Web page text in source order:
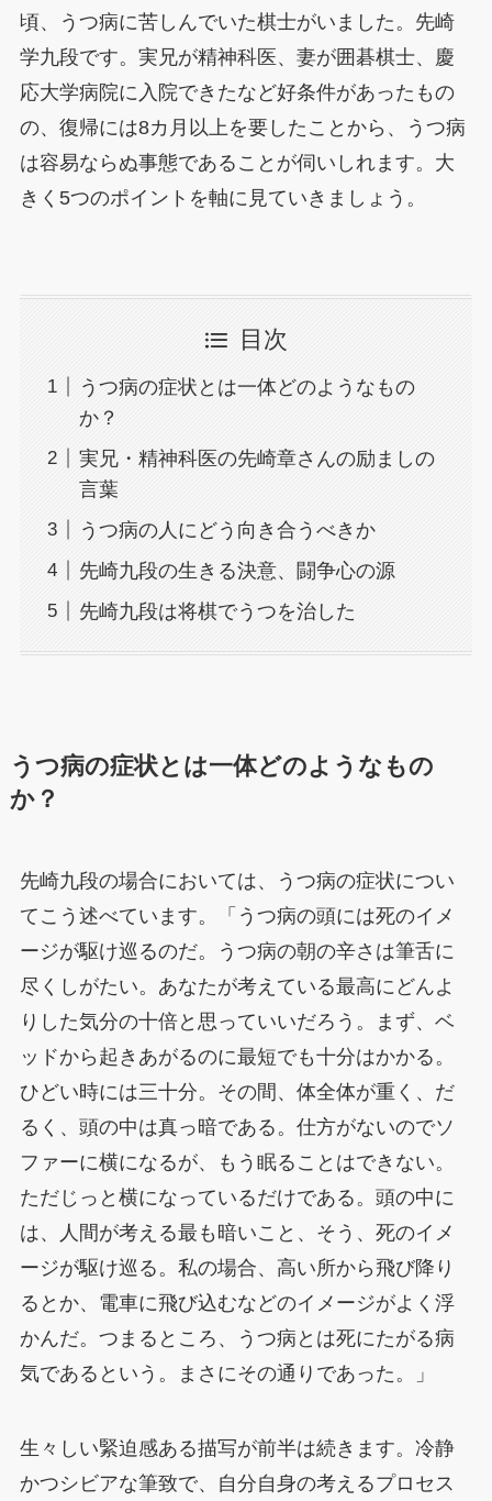
頃、うつ病に苦しんでいた棋士がいました。先崎
学九段です。実兄が精神科医、妻が囲碁棋士、慶
応大学病院に入院できたなど好条件があったもの
の、復帰には8カ月以上を要したことから、うつ病
は容易ならぬ事態であることが伺いしれます。大
きく5つのポイントを軸に見ていきましょう。
目次
うつ病の症状とは一体どのようなもの
か？
実兄・精神科医の先崎章さんの励ましの
言葉
うつ病の人にどう向き合うべきか
先崎九段の生きる決意、闘争心の源
先崎九段は将棋でうつを治した
うつ病の症状とは一体どのようなもの
か？
先崎九段の場合においては、うつ病の症状につい
てこう述べています。「うつ病の頭には死のイメ
ージが駆け巡るのだ。うつ病の朝の辛さは筆舌に
尽くしがたい。あなたが考えている最高にどんよ
りした気分の十倍と思っていいだろう。まず、ベ
ッドから起きあがるのに最短でも十分はかかる。
ひどい時には三十分。その間、体全体が重く、だ
るく、頭の中は真っ暗である。仕方がないのでソ
ファーに横になるが、もう眠ることはできない。
ただじっと横になっているだけである。頭の中に
は、人間が考える最も暗いこと、そう、死のイメ
ージが駆け巡る。私の場合、高い所から飛び降り
るとか、電車に飛び込むなどのイメージがよく浮
かんだ。つまるところ、うつ病とは死にたがる病
気であるという。まさにその通りであった。」
生々しい緊迫感ある描写が前半は続きます。冷静
かつシビアな筆致で、自分自身の考えるプロセス